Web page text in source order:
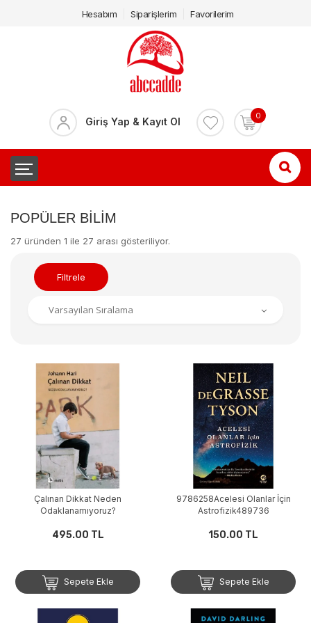
Hesabım Siparişlerim Favorilerim
Giriş Yap & Kayıt Ol 0
POPÜLER BILIM
27 üründen 1 ile 27 arası gösteriliyor.
Filtrele
Çalınan Dikkat Neden
Odaklanamıyoruz?
495.00 TL
Sepete Ekle
9786258Acelesi Olanlar İçin
Astrofizik489736
150.00 TL
Sepete Ekle